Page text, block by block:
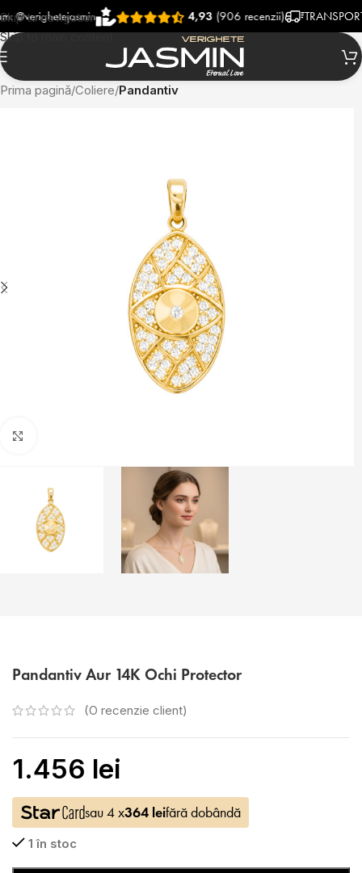
Skip to navigation
Skip to main content
4,93(906 recenzii) TRANSPORT
Prima pagină Coliere Pandantiv
Pandantiv Aur 14K Ochi Protector
(O recenzie client)
1.456 lei
sau 4 x364 leifără dobândă
1 în stoc